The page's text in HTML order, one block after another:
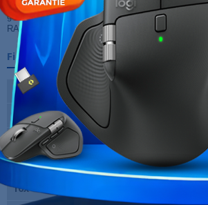
processeurs Intel Core "Coffee Lake" de 8 ème
graphiques PCI-Express 3.0 16x, les disques
RAM DDR4 ainsi que les périphériques USB 3.1.
Fiche technique
Socket
Chipset
Intel B360
Nombre de slots
RAM
Port(s) PCI-Express
16x
2